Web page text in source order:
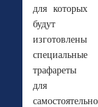
для которых
будут
изготовлены
специальные
трафареты
для